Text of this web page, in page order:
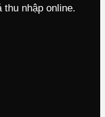
nhập online.